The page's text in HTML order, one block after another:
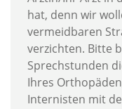
hat, denn wir
vermeidbaren
verzichten. Bitte
Sprechstunden
Ihres
Internisten mit